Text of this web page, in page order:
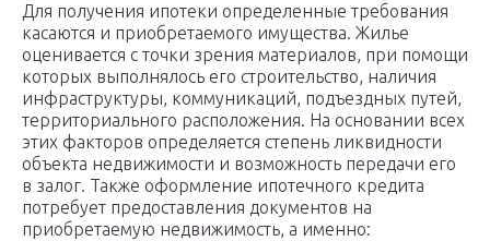
Для получения ипотеки определенные требования
касаются и приобретаемого имущества. Жилье
оценивается с точки зрения материалов, при помощи
которых выполнялось его строительство, наличия
инфраструктуры, коммуникаций, подъездных путей,
территориального расположения. На основании всех
этих факторов определяется степень ликвидности
объекта недвижимости и возможность передачи его
в залог. Также оформление ипотечного кредита
потребует предоставления документов на
приобретаемую недвижимость, а именно: